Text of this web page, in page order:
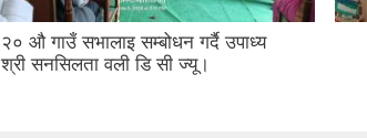
२० औ गाउँ सभालाइ सम्बोधन गर्दै उपाध्य
श्री सनसिलता वली डि सी ज्यू।